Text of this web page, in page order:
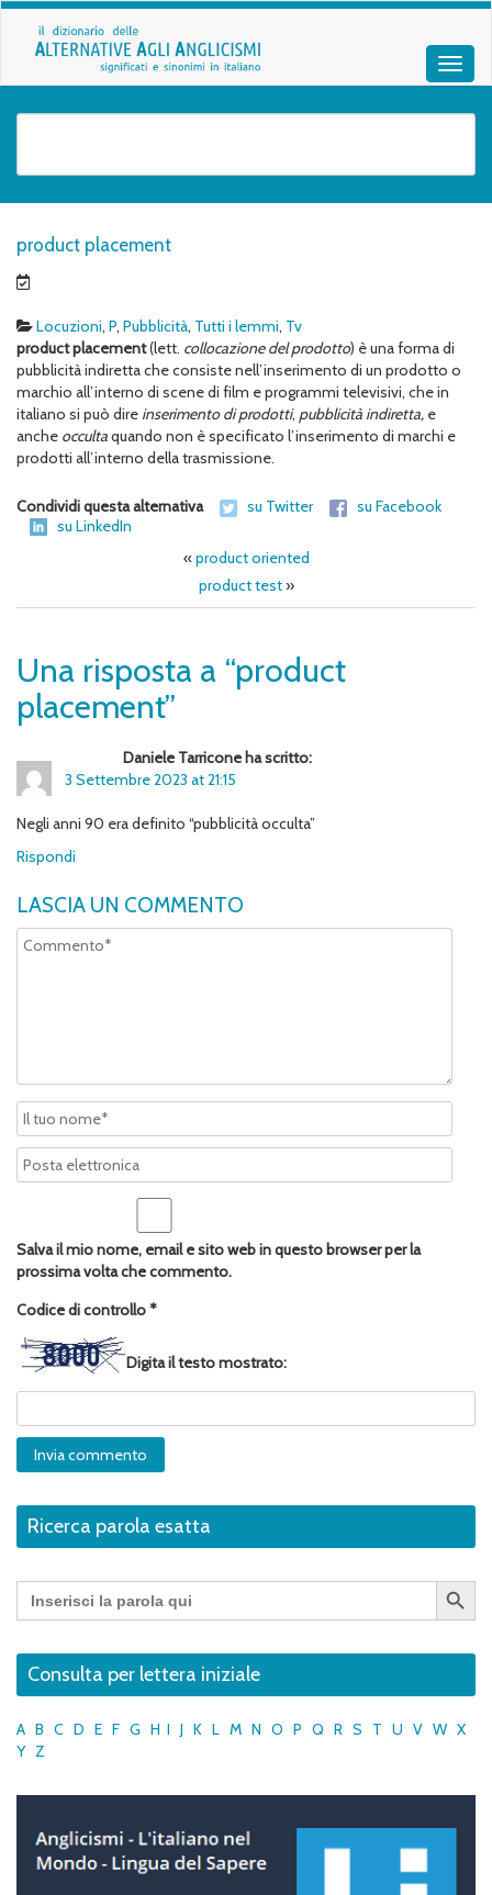
product placement
Locuzioni, P, Pubblicità, Tutti i lemmi, Tv
product placement(lett. collocazione del prodotto) è una forma di
pubblicità indiretta che consiste nell’inserimento di un prodotto o
marchio all’interno di scene di film e programmi televisivi, che in
italiano si può dire inserimento di prodotti, pubblicità indiretta, e
anche occultaquando non è specificato l’inserimento di marchi e
prodotti all’interno della trasmissione.
Condividi questa alternativa su Twitter
su Facebook
su LinkedIn
«product oriented
product test»
Una risposta a “product
placement”
Daniele Tarricone ha scritto:
3 Settembre 2023 at 21:15
Negli anni 90 era definito “pubblicità occulta”
Rispondi
LASCIA UN COMMENTO
Salva il mio nome, email e sito web in questo browser per la
prossima volta che commento.
Codice di controllo*
Digita il testo mostrato:
Ricerca parola esatta
Search
for:
Search Button
Consulta per lettera iniziale
A B C D E F G H I J K L M N O P Q R S T U V W X
Y Z